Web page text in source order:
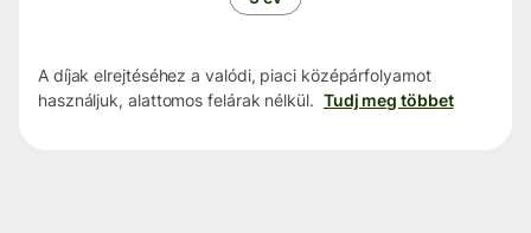
A díjak elrejtéséhez a valódi, piaci középárfolyamot
használjuk, alattomos felárak nélkül. Tudj meg többet